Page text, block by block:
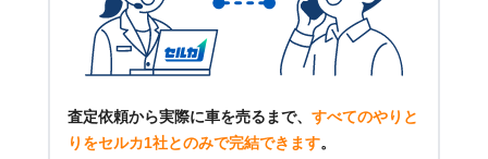
査定依頼から実際に車を売るまで、 すべてのやりと
りをセルカ1社とのみで完結できます。